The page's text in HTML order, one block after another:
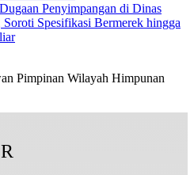
Penyimpangan di Dinas
Spesifikasi Bermerek hingga
Pimpinan Wilayah Himpunan